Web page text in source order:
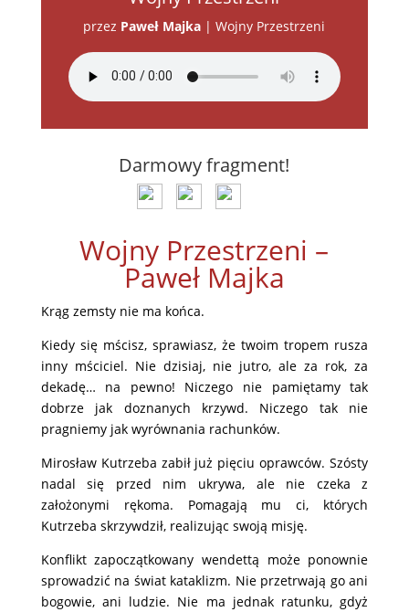
przez Paweł Majka |Wojny Przestrzeni
Darmowy fragment!
Wojny Przestrzeni –
Paweł Majka
Krąg zemsty nie ma końca.
Kiedy się mścisz, sprawiasz, że twoim tropem rusza
inny mściciel. Nie dzisiaj, nie jutro, ale za rok, za
dekadę… na pewno! Niczego nie pamiętamy tak
dobrze jak doznanych krzywd. Niczego tak nie
pragniemy jak wyrównania rachunków.
Mirosław Kutrzeba zabił już pięciu oprawców. Szósty
nadal się przed nim ukrywa, ale nie czeka z
założonymi rękoma. Pomagają mu ci, których
Kutrzeba skrzywdził, realizując swoją misję.
Konflikt zapoczątkowany wendettą może ponownie
sprowadzić na świat kataklizm. Nie przetrwają go ani
bogowie, ani ludzie. Nie ma jednak ratunku, gdyż